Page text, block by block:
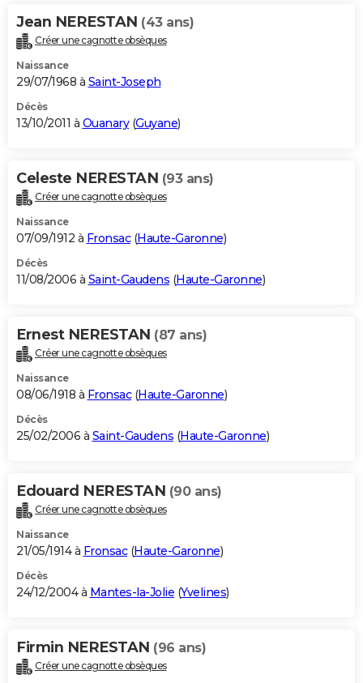
Jean NERESTAN (43 ans)
Créer une cagnotte obsèques
Naissance
29/07/1968 à Saint-Joseph
Décès
13/10/2011 à Ouanary(Guyane)
Celeste NERESTAN (93 ans)
Créer une cagnotte obsèques
Naissance
07/09/1912 à Fronsac(Haute-Garonne)
Décès
11/08/2006 à Saint-Gaudens (Haute-Garonne)
Ernest NERESTAN (87 ans)
Créer une cagnotte obsèques
Naissance
08/06/1918 à Fronsac(Haute-Garonne)
Décès
25/02/2006 à Saint-Gaudens (Haute-Garonne)
Edouard NERESTAN (90 ans)
Créer une cagnotte obsèques
Naissance
21/05/1914 à Fronsac(Haute-Garonne)
Décès
24/12/2004 à Mantes-la-Jolie (Yvelines)
Firmin NERESTAN (96 ans)
Créer une cagnotte obsèques